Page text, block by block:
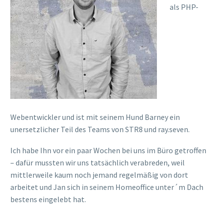
als PHP-
Webentwicklerund ist mit seinem Hund Barney ein
unersetzlicher Teil des Teams von STR8 und ray.seven.
Ich habe Ihn vor ein paar Wochen bei uns im Büro getroffen
– dafür mussten wir uns tatsächlich verabreden, weil
mittlerweile kaum noch jemand regelmäßig von dort
arbeitet und Jan sich in seinem Homeoffice unter´m Dach
bestens eingelebt hat.